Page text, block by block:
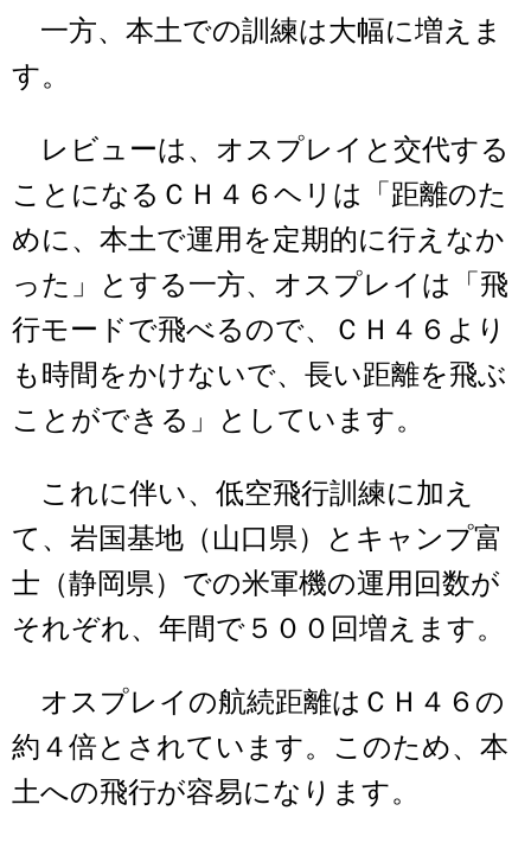
一方、本土での訓練は大幅に増えま
す。
レビューは、オスプレイと交代する
ことになるＣＨ４６ヘリは「距離のた
めに、本土で運用を定期的に行えなか
った」とする一方、オスプレイは「飛
行モードで飛べるので、ＣＨ４６より
も時間をかけないで、長い距離を飛ぶ
ことができる」としています。
これに伴い、低空飛行訓練に加え
て、岩国基地（山口県）とキャンプ富
士（静岡県）での米軍機の運用回数が
それぞれ、年間で５００回増えます。
オスプレイの航続距離はＣＨ４６の
約４倍とされています。このため、本
土への飛行が容易になります。